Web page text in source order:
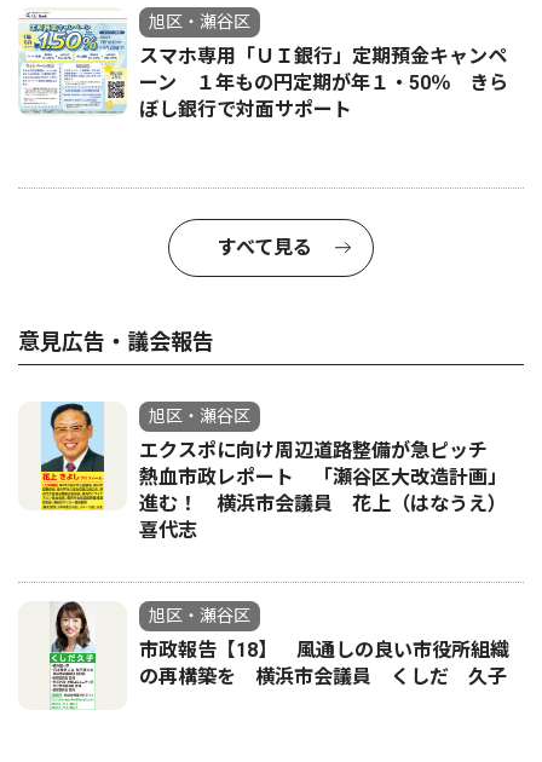
旭区・瀬谷区
スマホ専用「ＵＩ銀行」定期預金キャンペ
ーン １年もの円定期が年１・50％ きら
ぼし銀行で対面サポート
すべて見る
意見広告・議会報告
旭区・瀬谷区
エクスポに向け周辺道路整備が急ピッチ
熱血市政レポート 「瀬谷区大改造計画」
進む！ 横浜市会議員 花上（はなうえ）
喜代志
旭区・瀬谷区
市政報告【18】 風通しの良い市役所組織
の再構築を 横浜市会議員 くしだ 久子